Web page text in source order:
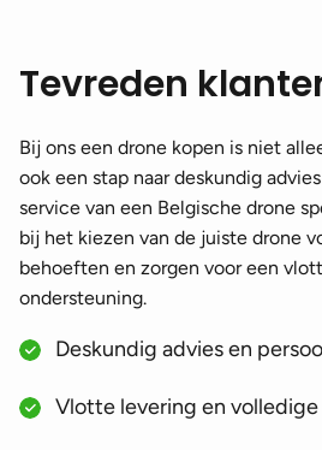
Tevreden
Bij ons een drone kopen is niet
ook een stap naar deskundig
service van een Belgische drone
bij het kiezen van de juiste drone
behoeften en zorgen voor een
ondersteuning.
Deskundig advies en
Vlotte levering en